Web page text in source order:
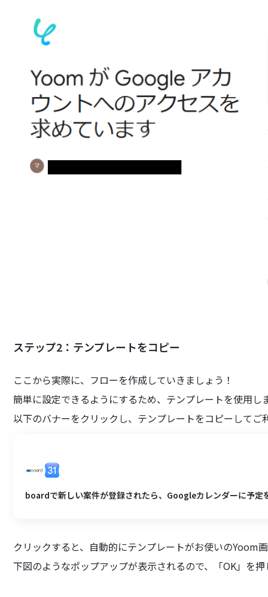
ステップ2：テンプレートをコピー
ここから実際に、フローを作成していきましょう！
簡単に設定できるようにするため、テンプレートを使用し
以下のバナーをクリックし、テンプレートをコピーしてご
boardで新しい案件が登録されたら、Googleカレンダーに予定
クリックすると、自動的にテンプレートがお使いのYoom
下図のようなポップアップが表示されるので、「OK」を